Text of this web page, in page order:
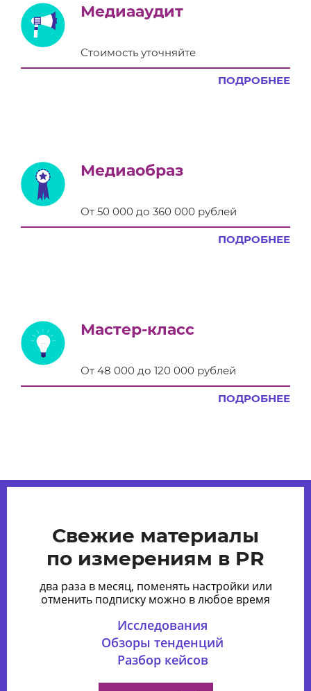
Медиааудит
Стоимость уточняйте
ПОДРОБНЕЕ
Медиаобраз
От 50 000 до 360 000 рублей
ПОДРОБНЕЕ
Мастер-класс
От 48 000 до 120 000 рублей
ПОДРОБНЕЕ
Свежие материалы
по измерениям в PR
два раза в месяц, поменять настройки или
отменить подписку можно в любое время
Исследования
Обзоры тенденций
Разбор кейсов